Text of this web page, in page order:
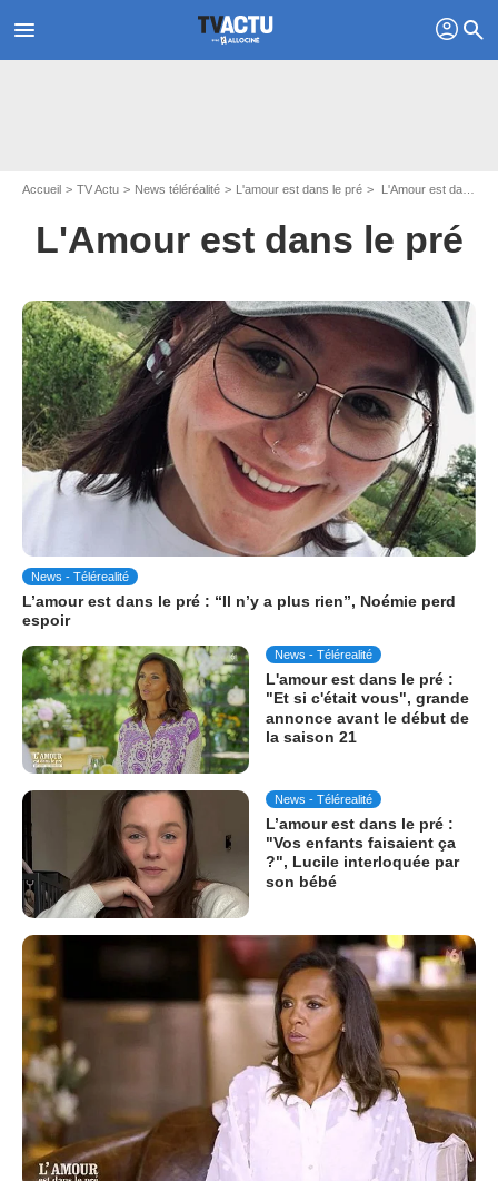
menu profil search
Accueil TV Actu News téléréalité L'amour est dans le pré L'Amour est dans le pré - Page 2
L'Amour est dans le pré
News - Télérealité
L’amour est dans le pré : “Il n’y a plus rien”, Noémie perd
espoir
News - Télérealité
L'amour est dans le pré :
"Et si c'était vous", grande
annonce avant le début de
la saison 21
News - Télérealité
L’amour est dans le pré :
"Vos enfants faisaient ça
?", Lucile interloquée par
son bébé